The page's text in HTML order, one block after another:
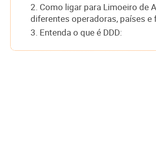
2. Como ligar para Limoeiro de
diferentes operadoras, países e
3. Entenda o que é DDD: